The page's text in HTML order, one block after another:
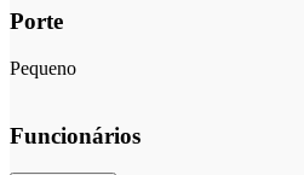
Porte
Pequeno
Funcionários